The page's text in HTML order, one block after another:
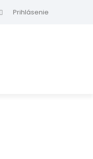
Prihlásenie